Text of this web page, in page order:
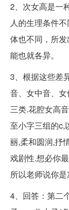
2、次女高是一
人的生理条件
体也不同，所
能也就各异。
3、根据这些差
音、女中音、
三类.花腔女高
至小字三组的c,
丽,柔和圆润,抒
戏剧性.想必你
所以老师说你是
4、回答：第二